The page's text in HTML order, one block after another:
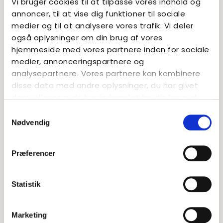
annoncer, til at vise dig funktioner til sociale
medier og til at analysere vores trafik. Vi deler
også oplysninger om din brug af vores
hjemmeside med vores partnere inden for sociale
medier, annonceringspartnere og
analysepartnere. Vores partnere kan kombinere
disse data med andre oplysninger, du har givet
Nødvendig
Præferencer
Statistik
Marketing
Catja Middelboe Andersen
Kommunikationsansvarlig
2320 8082